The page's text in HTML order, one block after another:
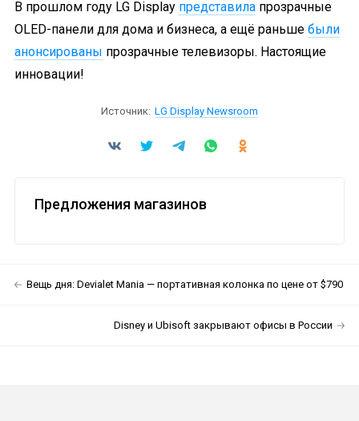
В прошлом году LG Display представила прозрачные
OLED-панели для дома и бизнеса, а ещё раньше были
анонсированы прозрачные телевизоры. Настоящие
инновации!
Источник: LG Display Newsroom
Предложения магазинов
Вещь дня: Devialet Mania — портативная колонка по цене от $790
Disney и Ubisoft закрывают офисы в России